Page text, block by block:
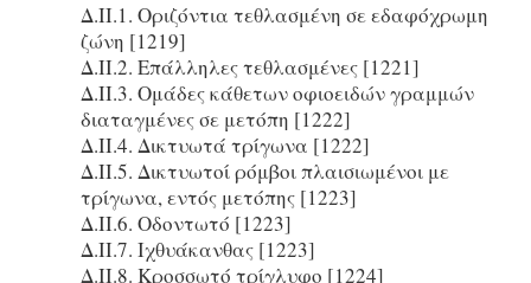
Δ.ΙΙ.1. Οριζόντια τεθλασμένη σε εδαφόχρωμη
ζώνη [1219]
Δ.ΙΙ.2. Επάλληλες τεθλασμένες [1221]
Δ.ΙΙ.3. Ομάδες κάθετων οφιοειδών γραμμών
διαταγμένες σε μετόπη [1222]
Δ.ΙΙ.4. Δικτυωτά τρίγωνα [1222]
Δ.ΙΙ.5. Δικτυωτοί ρόμβοι πλαισιωμένοι με
τρίγωνα, εντός μετόπης [1223]
Δ.ΙΙ.6. Οδοντωτό [1223]
Δ.ΙΙ.7. Ιχθυάκανθας [1223]
Δ.ΙΙ.8. Κροσσωτό τρίγλυφο [1224]